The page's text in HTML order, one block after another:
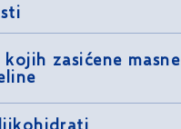
kojih zasićene masne